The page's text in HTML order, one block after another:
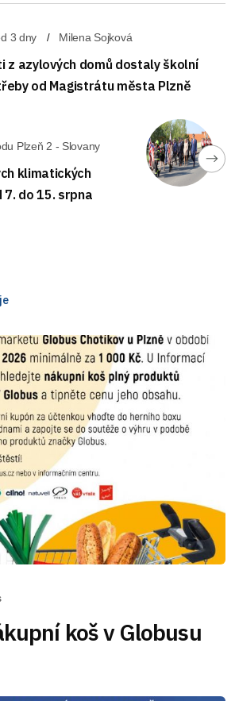
3 dny Milena Sojková
z azylových domů dostaly školní
od Magistrátu města Plzně
Plzeň 2 - Slovany
klimatických
do 15. srpna
koš v Globusu